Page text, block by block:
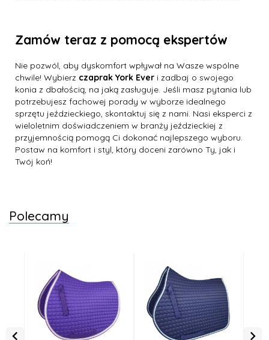
Zamów teraz z pomocą ekspertów
Nie pozwól, aby dyskomfort wpływał na Wasze wspólne
chwile! Wybierz czaprak York Ever i zadbaj o swojego
konia z dbałością, na jaką zasługuje. Jeśli masz pytania lub
potrzebujesz fachowej porady w wyborze idealnego
sprzętu jeździeckiego, skontaktuj się z nami. Nasi eksperci z
wieloletnim doświadczeniem w branży jeździeckiej z
przyjemnością pomogą Ci dokonać najlepszego wyboru.
Postaw na komfort i styl, który doceni zarówno Ty, jak i
Twój koń!
Polecamy